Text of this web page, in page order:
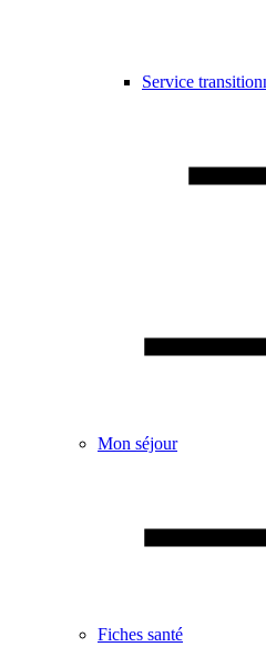
Service
Mon séjour
Fiches santé